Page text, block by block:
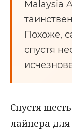
Malaysia
Похоже,
спустя
Спустя
лайнера для